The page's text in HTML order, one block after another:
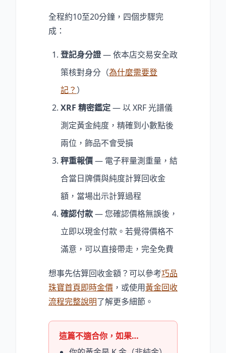
全程約10至20分鐘，四個步驟完
成：
登記身分證— 依本店交易安全政
策核對身分（為什麼需要登
記？ ）
XRF 精密鑑定— 以 XRF 光譜儀
測定黃金純度，精確到小數點後
兩位，飾品不會受損
秤重報價— 電子秤量測重量，結
合當日牌價與純度計算回收金
額，當場出示計算過程
確認付款— 您確認價格無誤後，
立即以現金付款。若覺得價格不
滿意，可以直接帶走，完全免費
想事先估算回收金額？可以參考巧品
珠寶首頁即時金價 ，或使用黃金回收
流程完整說明了解更多細節。
這篇不適合你，如果…